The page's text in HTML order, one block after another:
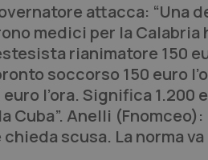
attacca: “Una
medici per la Calabria
rianimatore 150
soccorso 150 euro
euro l’ora. Significa 1.200
Anelli
scusa. La norma va